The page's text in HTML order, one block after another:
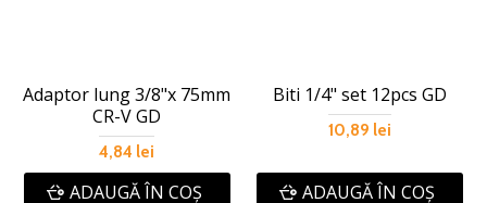
Adaptor lung 3/8"х 75mm
CR-V GD
4,84 lei
ADAUGĂ ÎN COŞ
Biti 1/4" set 12pcs GD
10,89 lei
ADAUGĂ ÎN COŞ